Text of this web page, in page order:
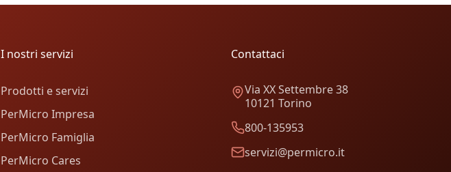
I nostri servizi
Prodotti e servizi
PerMicro Impresa
PerMicro Famiglia
PerMicro Cares
Contattaci
Via XX Settembre 38
10121 Torino
800-135953
servizi@permicro.it